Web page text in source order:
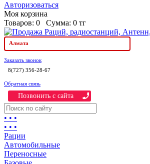
Авторизоваться
Моя корзина
Товаров: 0 Сумма: 0 тг
Алмата
Заказать звонок
8(727) 356-28-67
Обратная связь
Позвонить c сайта
• • •
• • •
Рации
Автомобильные
Переносные